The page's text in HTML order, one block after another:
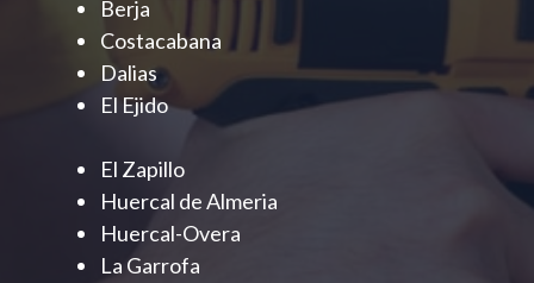
Berja
Costacabana
Dalias
El Ejido
El Zapillo
Huercal de Almeria
Huercal-Overa
La Garrofa